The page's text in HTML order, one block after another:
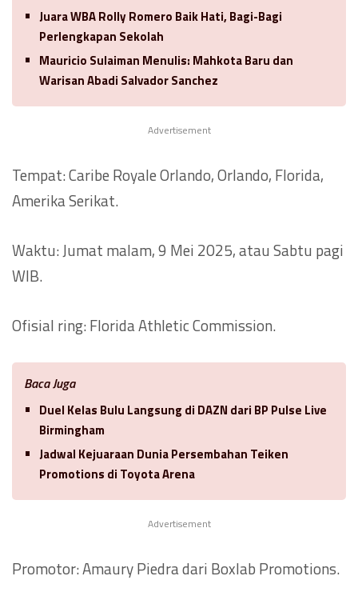
Juara WBA Rolly Romero Baik Hati, Bagi-Bagi
Perlengkapan Sekolah
Mauricio Sulaiman Menulis: Mahkota Baru dan
Warisan Abadi Salvador Sanchez
Advertisement
Tempat: Caribe Royale Orlando, Orlando, Florida,
Amerika Serikat.
Waktu: Jumat malam, 9 Mei 2025, atau Sabtu pagi
WIB.
Ofisial ring: Florida Athletic Commission.
Baca Juga
Duel Kelas Bulu Langsung di DAZN dari BP Pulse Live
Birmingham
Jadwal Kejuaraan Dunia Persembahan Teiken
Promotions di Toyota Arena
Advertisement
Promotor: Amaury Piedra dari Boxlab Promotions.